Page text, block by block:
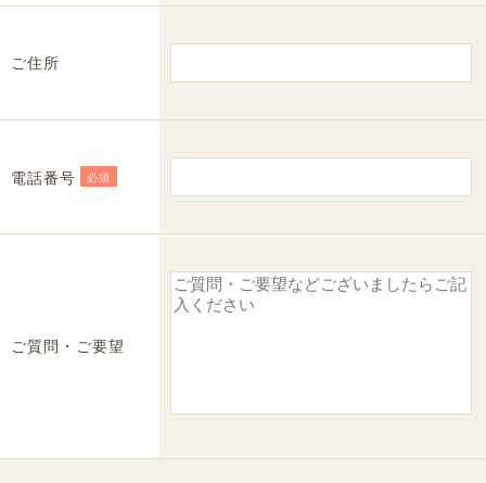
ご住所
電話番号 必須
ご質問・ご要望